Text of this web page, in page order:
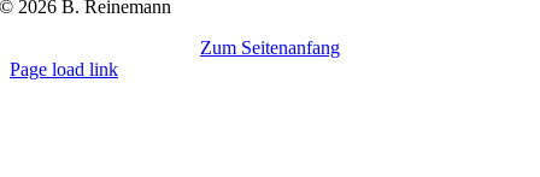
© 2026 B. Reinemann
Zum Seitenanfang
Page load link